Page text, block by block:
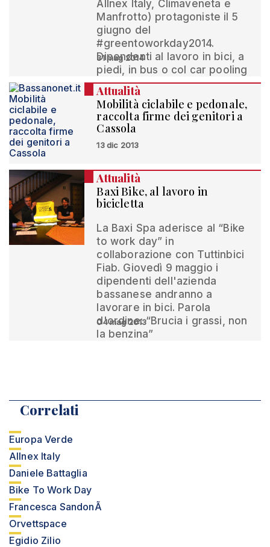
Allnex Italy, Climaveneta e
Manfrotto) protagoniste il 5
giugno del
#greentoworkday2014.
Dipendenti al lavoro in bici, a
piedi, in bus o col car pooling
31 mag 2014
Attualità
Mobilità ciclabile e pedonale,
raccolta firme dei genitori a
Cassola
13 dic 2013
Attualità
Baxi Bike, al lavoro in
bicicletta
La Baxi Spa aderisce al “Bike
to work day” in
collaborazione con Tuttinbici
Fiab. Giovedì 9 maggio i
dipendenti dell'azienda
bassanese andranno a
lavorare in bici. Parola
d'ordine: “Brucia i grassi, non
la benzina”
04 mag 2013
Correlati
Europa Verde
Allnex Italy
Daniele Battaglia
Bike To Work Day
Francesca SandonÃ
Orvettspace
Egidio Zilio